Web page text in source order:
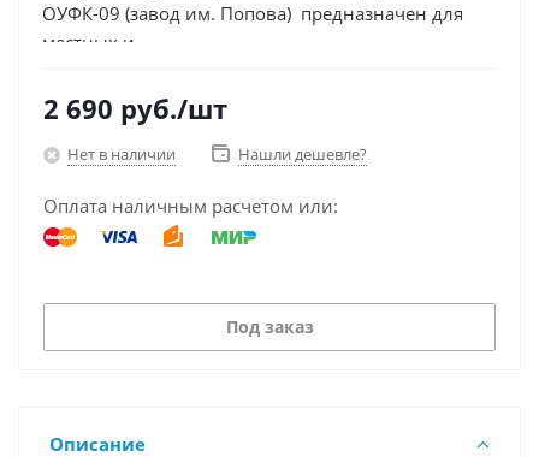
ОУФК-09 (завод им. Попова) предназначен для
местных и...
2 690 руб./шт
Нет в наличии Нашли дешевле?
Оплата наличным расчетом или:
Под заказ
Описание